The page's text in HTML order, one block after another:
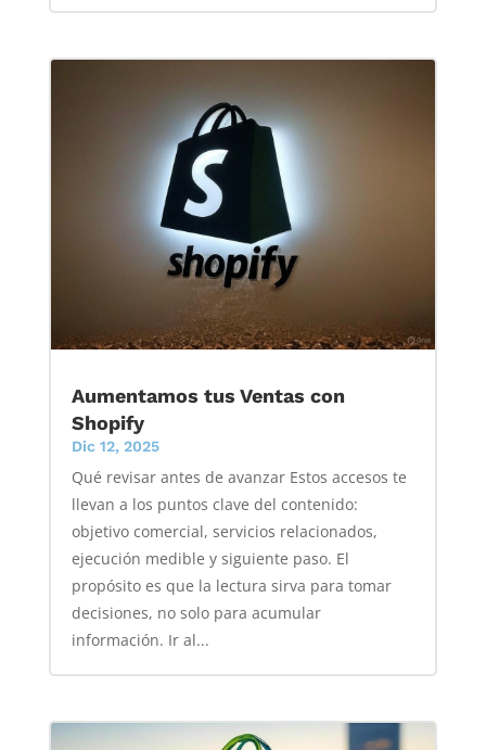
Aumentamos tus Ventas con
Shopify
Dic 12, 2025
Qué revisar antes de avanzar Estos accesos te
llevan a los puntos clave del contenido:
objetivo comercial, servicios relacionados,
ejecución medible y siguiente paso. El
propósito es que la lectura sirva para tomar
decisiones, no solo para acumular
información. Ir al...